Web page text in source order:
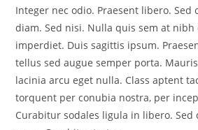
Integer nec odio. Praesent libero. Sed
diam. Sed nisi. Nulla quis sem at nibh
imperdiet. Duis sagittis ipsum.
tellus sed augue semper porta.
lacinia arcu eget nulla. Class aptent
torquent per conubia nostra, per
Curabitur sodales ligula in libero. Sed